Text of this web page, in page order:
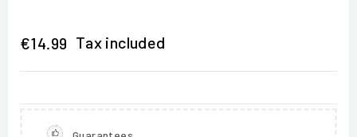
€14.99 Tax included